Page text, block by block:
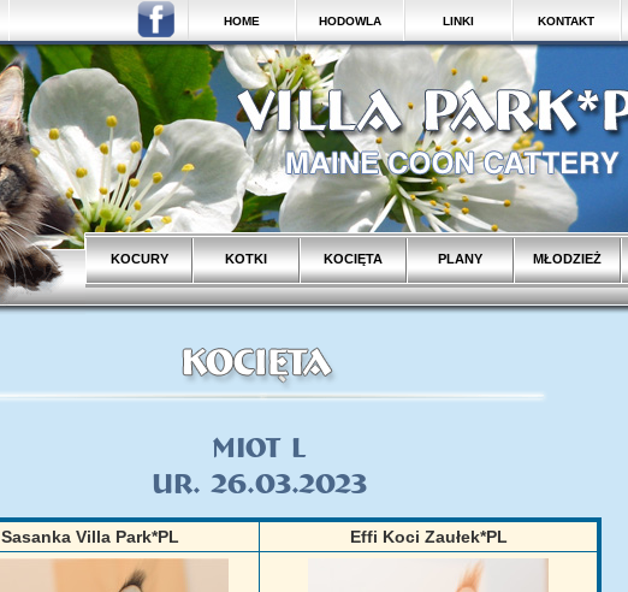
HOME HODOWLA LINKI KONTAKT
KOCURY KOTKI KOCIĘTA PLANY MŁODZIEŻ
Miot L
UR. 26.03.2023
Sasanka Villa Park*PL Effi Koci Zaułek*PL